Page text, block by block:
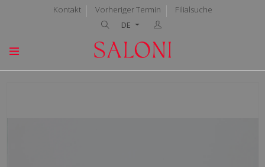
Kontakt Vorheriger Termin
Filialsuche
DE